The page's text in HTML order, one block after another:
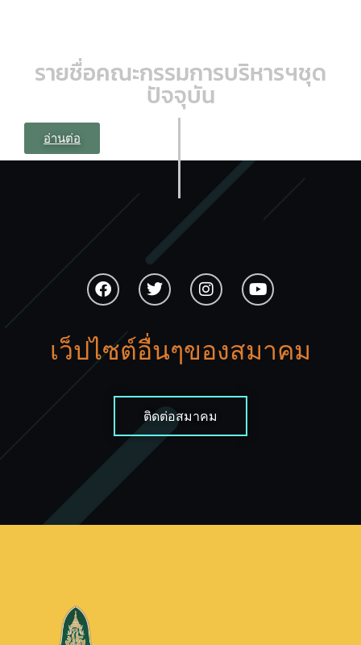
รายชื่อคณะกรรมการบริหารฯชุด
ปัจจุบัน
อ่านต่อ
เว็ปไซต์อื่นๆของสมาคม
ติดต่อสมาคม